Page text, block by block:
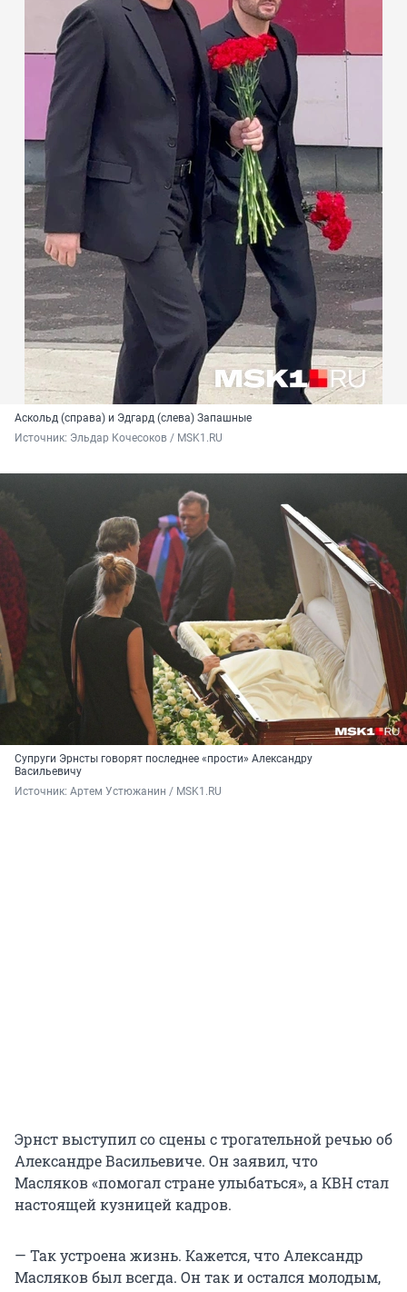
Аскольд (справа) и Эдгард (слева) Запашные
Источник: Эльдар Кочесоков / MSK1.RU
Супруги Эрнсты говорят последнее «прости» Александру
Васильевичу
Источник: Артем Устюжанин / MSK1.RU
Эрнст выступил со сцены с трогательной речью об
Александре Васильевиче. Он заявил, что
Масляков «помогал стране улыбаться», а КВН стал
настоящей кузницей кадров.
— Так устроена жизнь. Кажется, что Александр
Масляков был всегда. Он так и остался молодым,